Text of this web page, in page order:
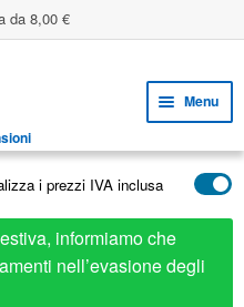
da 8,00 €
Menu
il
menu
child
child
i prezzi IVA inclusa
informiamo che
nell’evasione degli